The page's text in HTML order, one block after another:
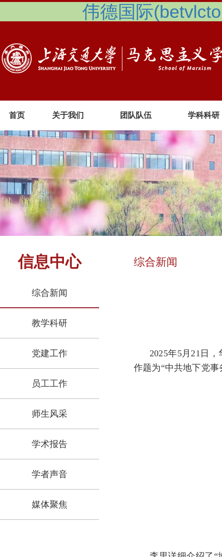
伟德国际
首页 关于我们 团队队伍 学科科研
信息中心
综合新闻
教学科研
党建工作
员工工作
师生风采
学术报告
学者声音
媒体聚焦
综合新闻
2025年5月21日
作题为“中共地下党